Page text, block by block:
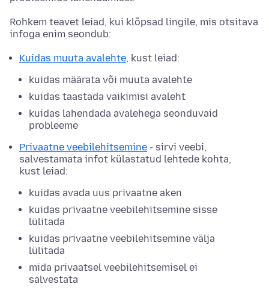
Rohkem teavet leiad, kui klõpsad lingile, mis otsitava
infoga enim seondub:
Kuidas muuta avalehte, kust leiad:
kuidas määrata või muuta avalehte
kuidas taastada vaikimisi avaleht
kuidas lahendada avalehega seonduvaid
probleeme
Privaatne veebilehitsemine - sirvi veebi,
salvestamata infot külastatud lehtede kohta,
kust leiad:
kuidas avada uus privaatne aken
kuidas privaatne veebilehitsemine sisse
lülitada
kuidas privaatne veebilehitsemine välja
lülitada
mida privaatsel veebilehitsemisel ei
salvestata